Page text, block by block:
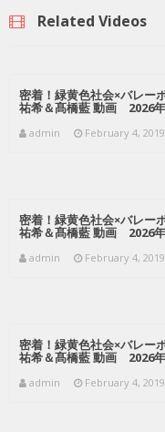
Related Videos
密着！緑黄色社会×バレー
祐希＆髙橋藍 動画 2026
admin February 4, 2019
密着！緑黄色社会×バレー
祐希＆髙橋藍 動画 2026
admin February 4, 2019
密着！緑黄色社会×バレー
祐希＆髙橋藍 動画 2026
admin February 4, 2019